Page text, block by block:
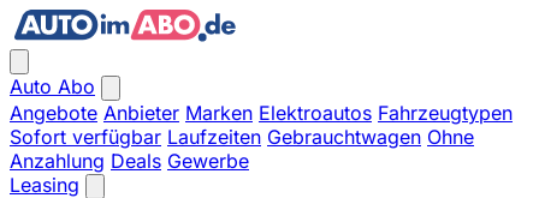
Auto Abo
Angebote Anbieter Marken Elektroautos Fahrzeugtypen
Sofort verfügbar Laufzeiten Gebrauchtwagen Ohne
Anzahlung Deals Gewerbe
Leasing